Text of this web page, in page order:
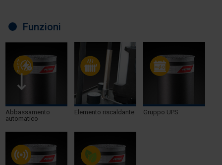
Funzioni
Abbassamento
automatico
Elemento riscaldante Gruppo UPS